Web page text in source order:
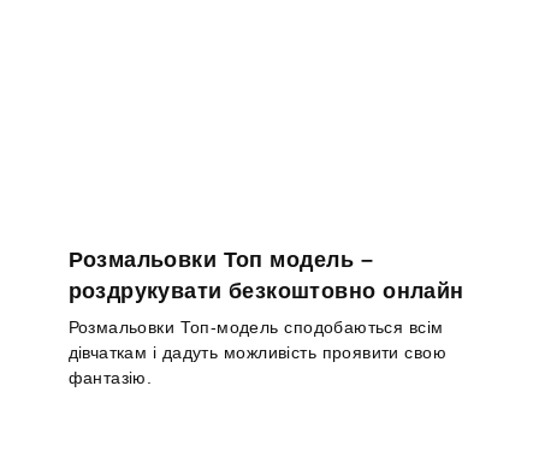
Розмальовки Топ модель –
роздрукувати безкоштовно онлайн
Розмальовки Топ-модель сподобаються всім
дівчаткам і дадуть можливість проявити свою
фантазію.